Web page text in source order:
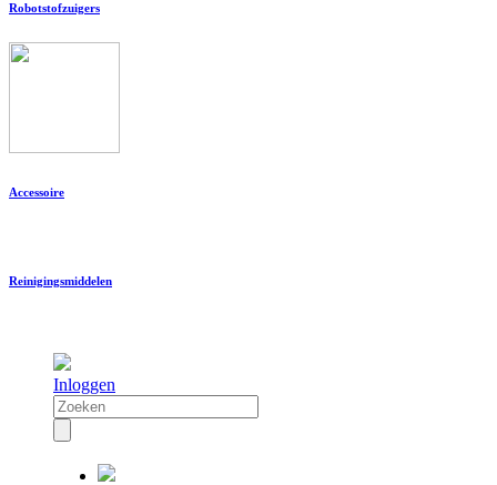
Robotstofzuigers
Accessoire
Reinigingsmiddelen
Inloggen